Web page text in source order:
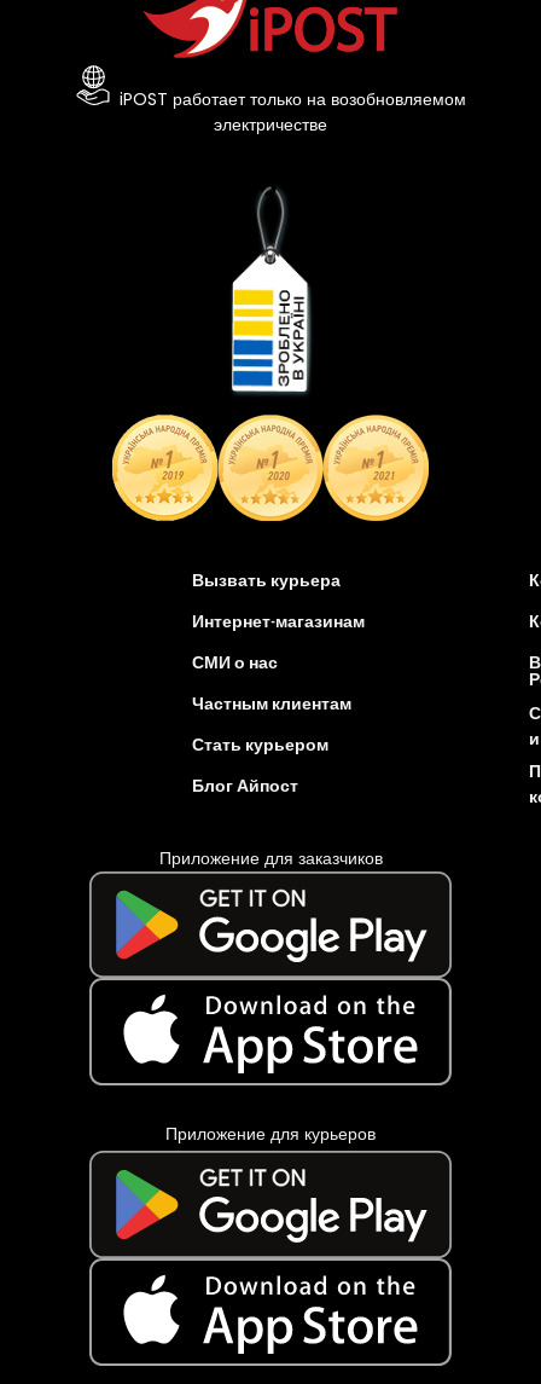
iPOST работает только на возобновляемом
электричестве
Вызвать курьера
Интернет-магазинам
СМИ о нас
Частным клиентам
Стать курьером
Блог Айпост
Приложение для заказчиков
Приложение для курьеров